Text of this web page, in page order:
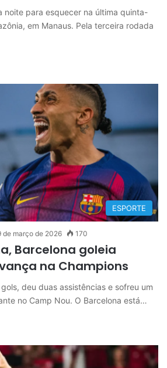
noite para esquecer na última quinta-
em Manaus. Pela terceira rodada
ESPORTE
de março de 2026 170
Barcelona goleia
na Champions
deu duas assistências e sofreu um
no Camp Nou. O Barcelona está…